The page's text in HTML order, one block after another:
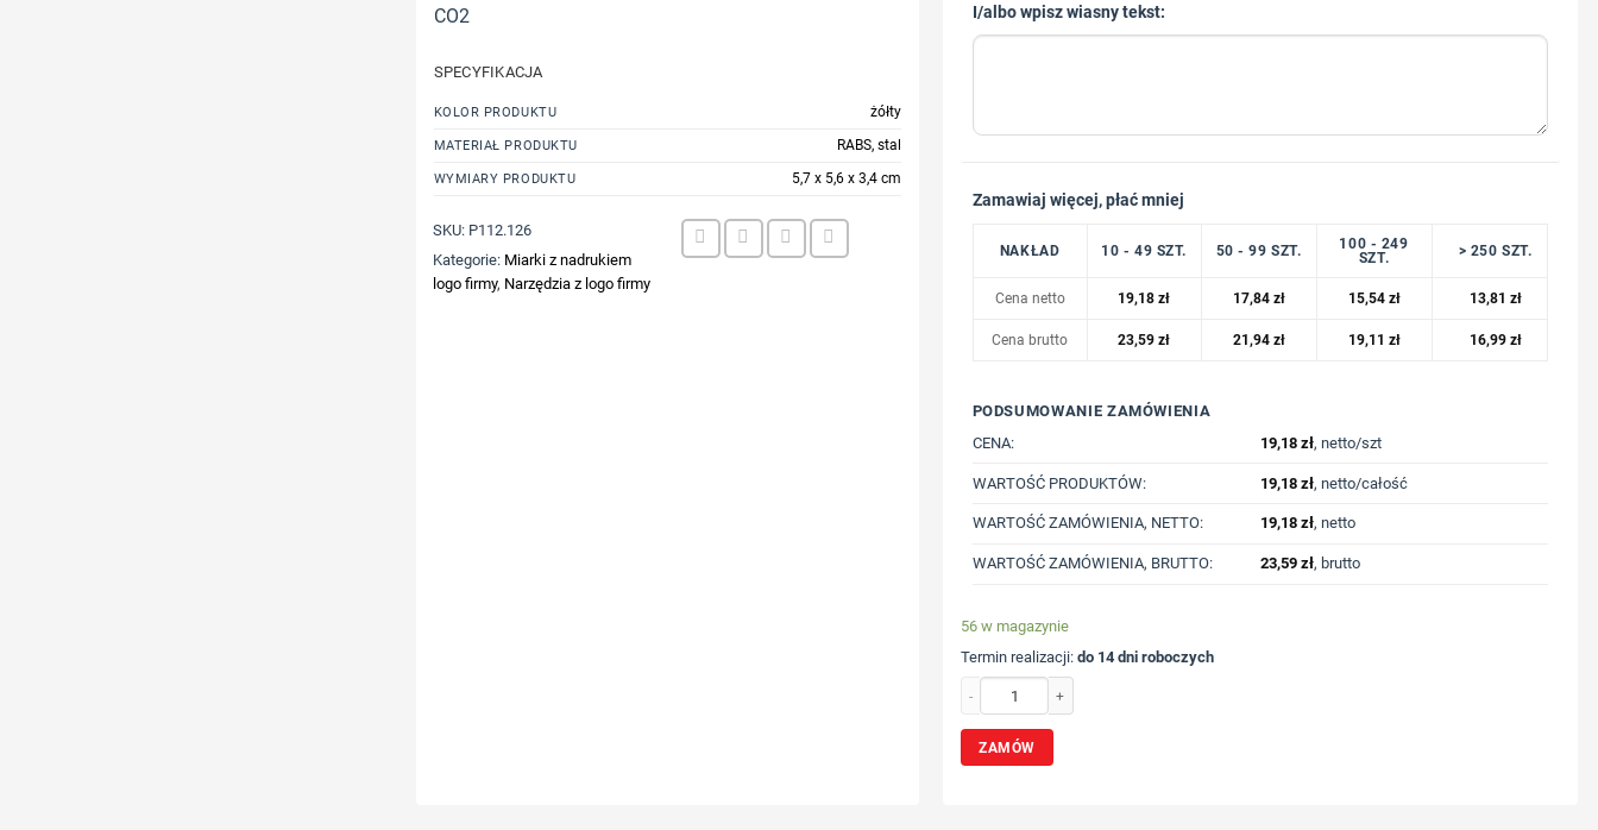
CO2
SPECYFIKACJA
KOLOR PRODUKTU żółty
MATERIAŁ PRODUKTU RABS, stal
WYMIARY PRODUKTU 5,7 x 5,6 x 3,4 cm
SKU: P112.126
Kategorie: Miarki z nadrukiem
logo firmy, Narzędzia z logo firmy
I/albo wpisz wiasny tekst:
Zamawiaj więcej, płać mniej
NAKŁAD 10 - 49 SZT. 50 - 99 SZT.
100 - 249
SZT.
> 250 SZT.
Cena netto 19,18zł 17,84 zł 15,54 zł 13,81 zł
Cena brutto 23,59zł 21,94 zł 19,11 zł 16,99 zł
PODSUMOWANIE ZAMÓWIENIA
CENA:
19,18 zł, netto/szt
WARTOŚĆ PRODUKTÓW: 19,18 zł, netto/całość
WARTOŚĆ ZAMÓWIENIA, NETTO: 19,18 zł, netto
WARTOŚĆ ZAMÓWIENIA, BRUTTO: 23,59 zł, brutto
56 w magazynie
Termin realizacji: do 14 dni roboczych
ZAMÓW